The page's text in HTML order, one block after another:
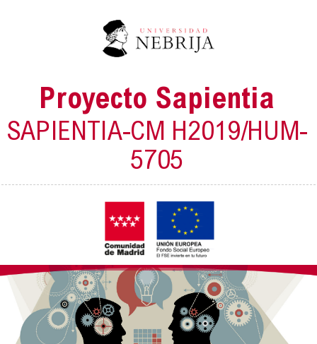
Proyecto Sapientia
SAPIENTIA-CM H2019/HUM-
5705